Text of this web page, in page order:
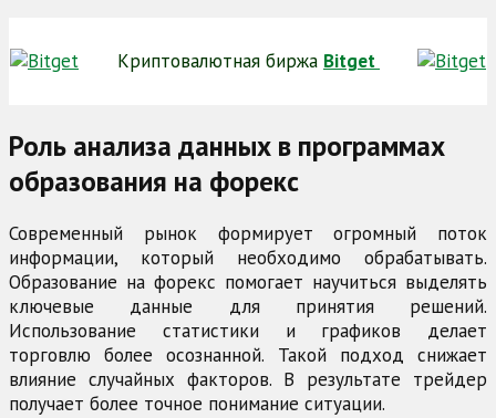
Криптовалютная биржа Bitget
Роль анализа данных в программах
образования на форекс
Современный рынок формирует огромный поток
информации, который необходимо обрабатывать.
Образование на форекс помогает научиться выделять
ключевые данные для принятия решений.
Использование статистики и графиков делает
торговлю более осознанной. Такой подход снижает
влияние случайных факторов. В результате трейдер
получает более точное понимание ситуации.